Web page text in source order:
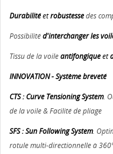
Durabilitéetrobustessedes
Possibilitéd'interchanger les
Tissu de la voileantifongiqueet
INNOVATION - Système breveté
CTS : Curve Tensioning System.
de la voile & Facilité de pliage
SFS : Sun Following System.
rotule multi-directionnelle à